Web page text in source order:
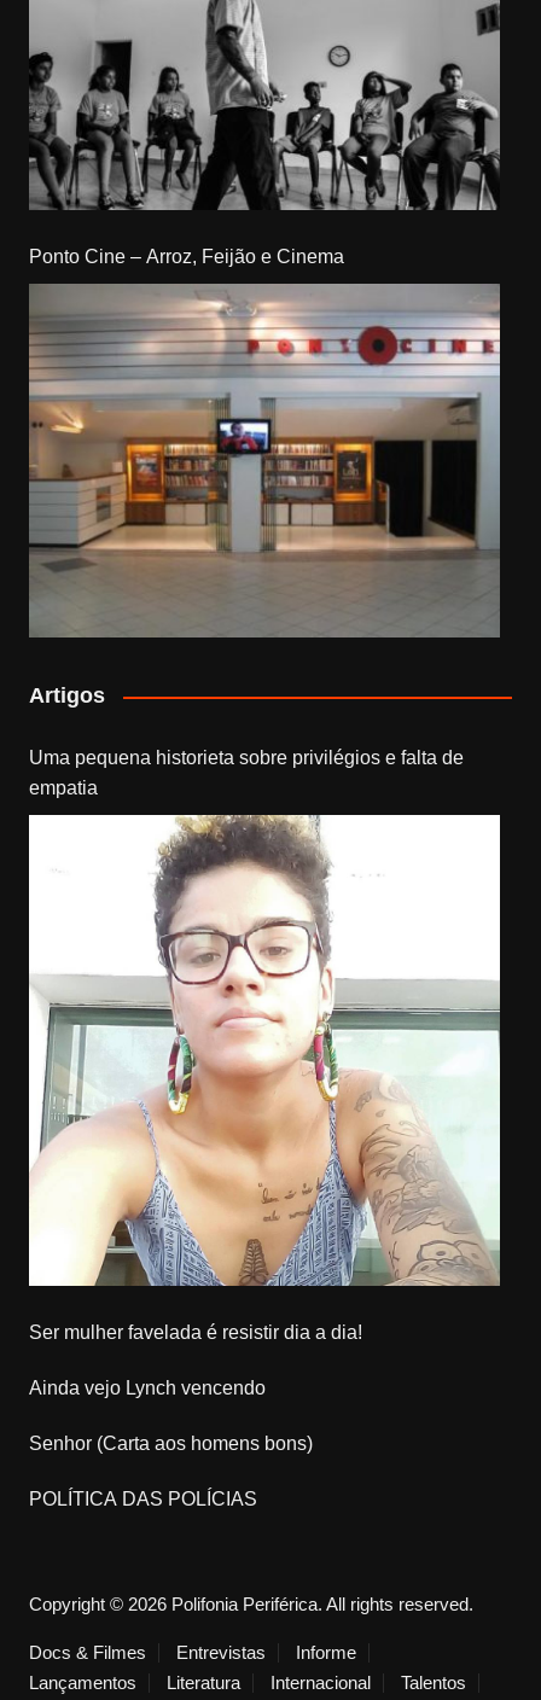
Ponto Cine – Arroz, Feijão e Cinema
Artigos
Uma pequena historieta sobre privilégios e falta de
empatia
Ser mulher favelada é resistir dia a dia!
Ainda vejo Lynch vencendo
Senhor (Carta aos homens bons)
POLÍTICA DAS POLÍCIAS
Copyright © 2026 Polifonia Periférica. All rights reserved.
Docs & Filmes Entrevistas
Informe
Lançamentos
Literatura Internacional Talentos